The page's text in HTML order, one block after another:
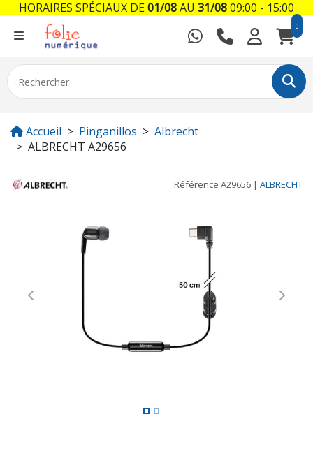
0
Accueil Pinganillos
Albrecht
ALBRECHT A29656
Référence A29656 | ALBRECHT
Previous Next
HORAIRES SPÉCIAUX DE01/08AU 31/0809:00 - 15:00